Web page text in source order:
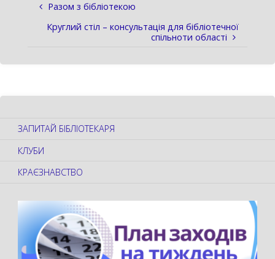
Разом з бібліотекою
Круглий стіл – консультація для бібліотечної
спільноти області
ЗАПИТАЙ БІБЛІОТЕКАРЯ
КЛУБИ
КРАЄЗНАВСТВО